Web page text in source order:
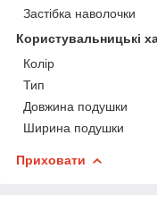
Застібка наволочки
Користувальницькі
Колір
Тип
Довжина подушки
Ширина подушки
Приховати